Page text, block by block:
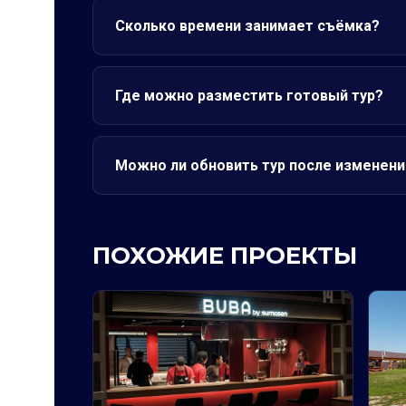
Сколько времени занимает съёмка?
Где можно разместить готовый тур?
Можно ли обновить тур после
ПОХОЖИЕ ПРОЕКТЫ